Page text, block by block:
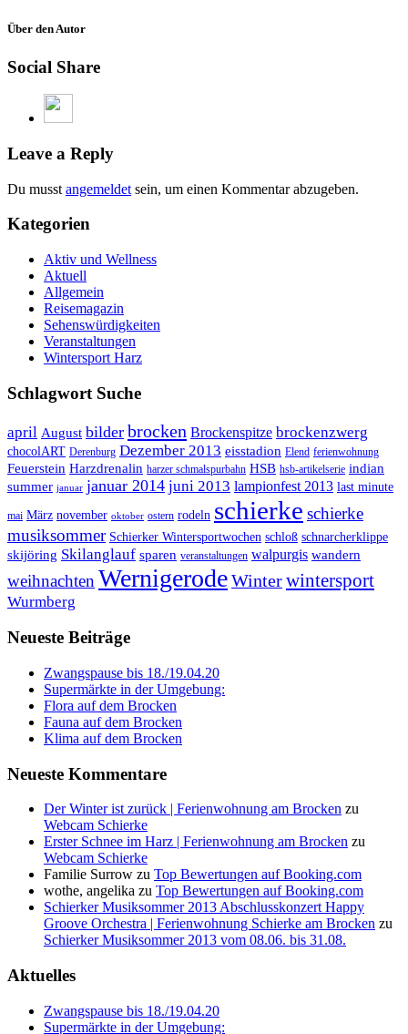
Über den Autor
Social Share
Leave a Reply
Du musst angemeldet sein, um einen Kommentar abzugeben.
Kategorien
Aktiv und Wellness
Aktuell
Allgemein
Reisemagazin
Sehenswürdigkeiten
Veranstaltungen
Wintersport Harz
Schlagwort Suche
april August bilder brocken Brockenspitze brockenzwerg
chocolART Derenburg Dezember 2013 eisstadion Elend ferienwohnung
Feuerstein Harzdrenalin harzer schmalspurbahn HSB hsb-artikelserie indian
summer januar januar 2014 juni 2013 lampionfest 2013 last minute
mai März november oktober ostern rodeln schierke schierke
musiksommer Schierker Wintersportwochen schloß schnarcherklippe
skijöring Skilanglauf sparen veranstaltungen walpurgis wandern
weihnachten WernigerodeWinterwintersport
Wurmberg
Neueste Beiträge
Zwangspause bis 18./19.04.20
Supermärkte in der Umgebung:
Flora auf dem Brocken
Fauna auf dem Brocken
Klima auf dem Brocken
Neueste Kommentare
Der Winter ist zurück | Ferienwohnung am Brocken zu
Webcam Schierke
Erster Schnee im Harz | Ferienwohnung am Brocken zu
Webcam Schierke
Familie Surrow zu Top Bewertungen auf Booking.com
wothe, angelika zu Top Bewertungen auf Booking.com
Schierker Musiksommer 2013 Abschlusskonzert Happy
Groove Orchestra | Ferienwohnung Schierke am Brocken zu
Schierker Musiksommer 2013 vom 08.06. bis 31.08.
Aktuelles
Zwangspause bis 18./19.04.20
Supermärkte in der Umgebung: